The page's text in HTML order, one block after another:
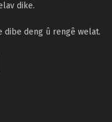
dike.
dibe deng û rengê welat.